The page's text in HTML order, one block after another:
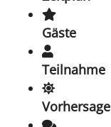
Gäste
Teilnahme
Vorhersage